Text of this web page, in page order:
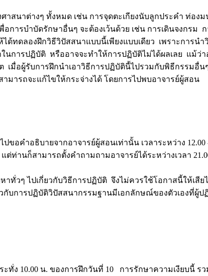
นาต่างๆ ทั้งหมด เช่น การจุดตะเกียงนับลูกประคำ ท่องม
ารบำบัดรักษาอื่นๆ จะต้องเว้นด้วย เช่น การเดินจงกรม ก
ทดลองฝึกวิธีวิปัสสนาแบบนี้เพียงแบบเดียว เพราะการนำ
การปฏิบัติ หรืออาจจะทำให้การปฏิบัติไม่ได้ผลเลย แม้ว่า
มื่อผู้รับการฝึกนำเอาวิธีการปฏิบัตินี้ไปรวมกับพิธีกรรมอื่น
ารถจะแก้ไขให้กระจ่างได้ โดยการไปพบอาจารย์ผู้สอน
คำอธิบายจากอาจารย์ผู้สอนเท่านั้น เวลาระหว่าง 12.00 -
ท่านก็สามารถตั้งคำถามถามอาจารย์ได้ระหว่างเวลา
วๆ ไปเกี่ยวกับวิธีการปฏิบัติ จึงไม่ควรใช้โอกาสนี้ให้เสีย
กับการปฏิบัติวิปัสสนากรรมฐานมีเอกลักษณ์ของตัวเองที่ผู้ป
ง 10.00 น. ของการฝึกวันที่ 10 การรักษาความเงียบนี้ รว